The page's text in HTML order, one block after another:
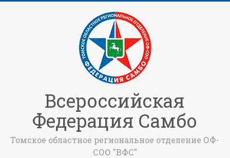
Всероссийская
Федерация Самбо
Томское областное региональное отделение ОФ-
СОО "ВФС"